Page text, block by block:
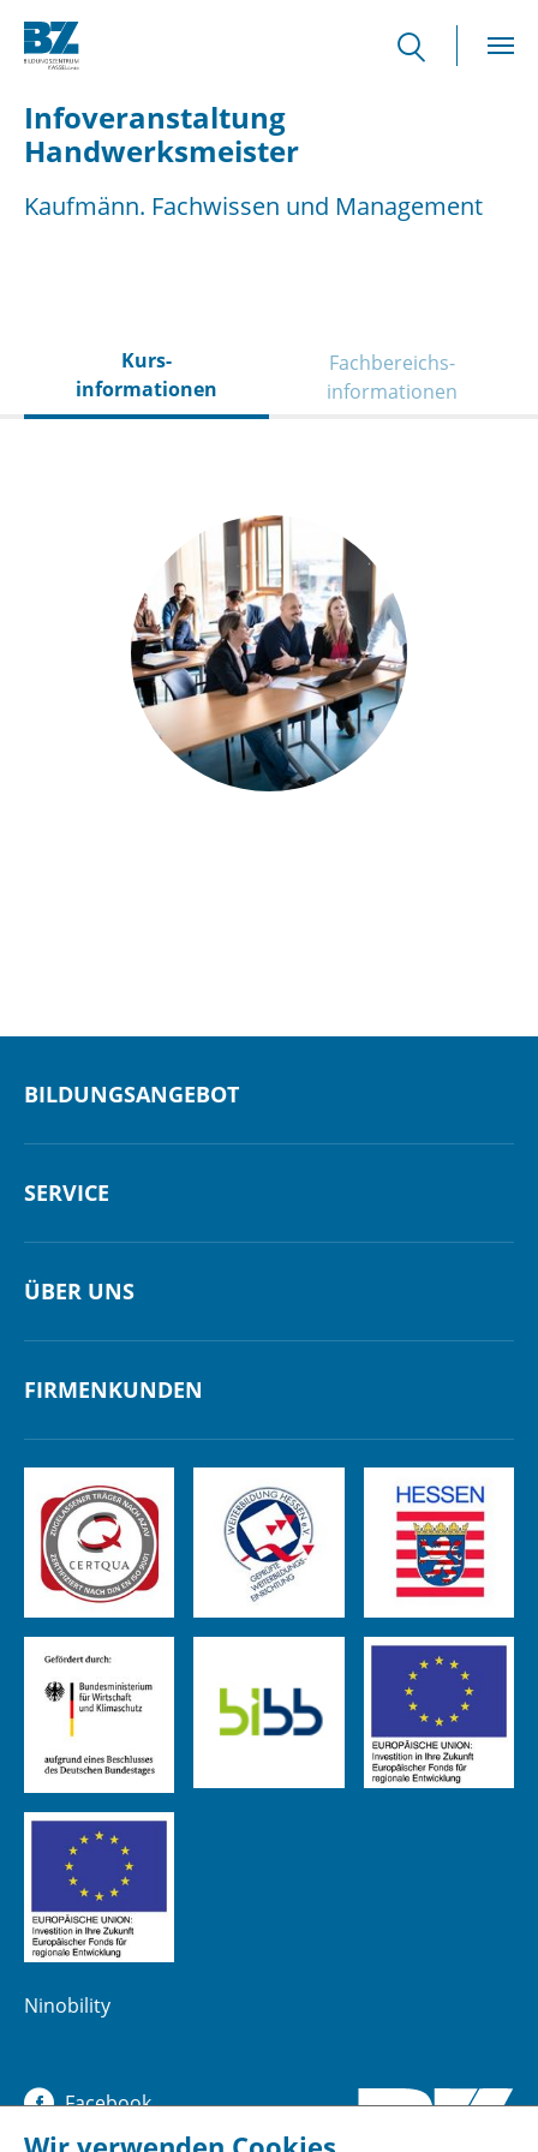
Infoveranstaltung
Handwerksmeister
Kaufmänn. Fachwissen und Management
Kurs­
informationen
Fachbereichs­
informationen
BILDUNGSANGEBOT
SERVICE
ÜBER UNS
FIRMENKUNDEN
Ninobility
Facebook